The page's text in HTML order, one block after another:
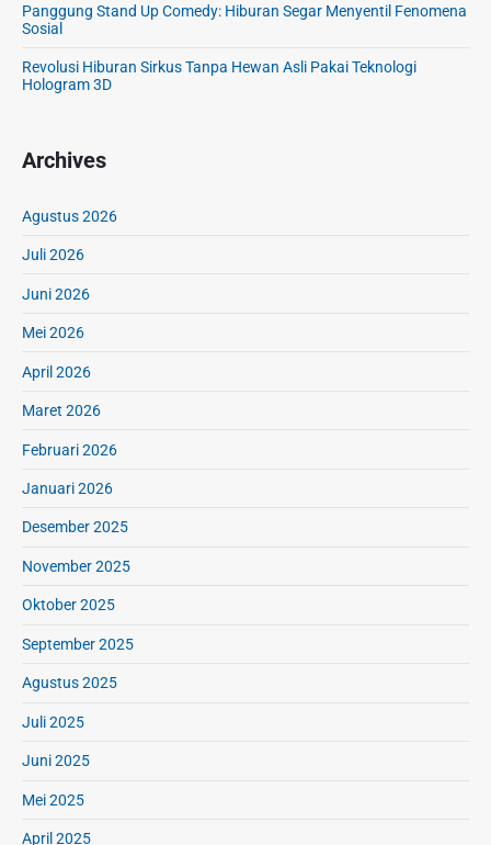
Panggung Stand Up Comedy: Hiburan Segar Menyentil Fenomena
Sosial
Revolusi Hiburan Sirkus Tanpa Hewan Asli Pakai Teknologi
Hologram 3D
Archives
Agustus 2026
Juli 2026
Juni 2026
Mei 2026
April 2026
Maret 2026
Februari 2026
Januari 2026
Desember 2025
November 2025
Oktober 2025
September 2025
Agustus 2025
Juli 2025
Juni 2025
Mei 2025
April 2025